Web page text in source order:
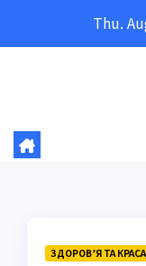
Thu.
ЗДОРОВ’Я ТА КРАСА